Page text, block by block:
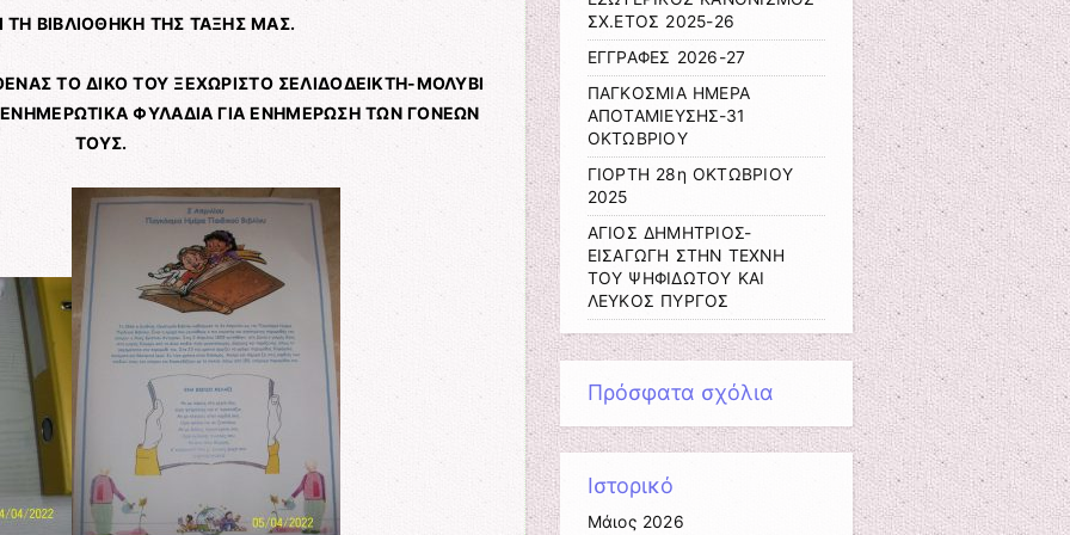
ΤΗ ΒΙΒΛΙΟΘΗΚΗ ΤΗΣ ΤΑΞΗΣ ΜΑΣ.
ΤΟ ΔΙΚΟ ΤΟΥ ΞΕΧΩΡΙΣΤΟ ΣΕΛΙΔΟΔΕΙΚΤΗ-ΜΟΛΥΒΙ
ΦΥΛΑΔΙΑ ΓΙΑ ΕΝΗΜΕΡΩΣΗ ΤΩΝ ΓΟΝΕΩΝ
ΤΟΥΣ.
ΣΧ.ΕΤΟΣ 2025-26
ΕΓΓΡΑΦΕΣ 2026-27
ΠΑΓΚΟΣΜΙΑ ΗΜΕΡΑ
ΑΠΟΤΑΜΙΕΥΣΗΣ-31
ΟΚΤΩΒΡΙΟΥ
ΓΙΟΡΤΗ 28η ΟΚΤΩΒΡΙΟΥ
2025
ΑΓΙΟΣ ΔΗΜΗΤΡΙΟΣ-
ΕΙΣΑΓΩΓΗ ΣΤΗΝ ΤΕΧΝΗ
ΤΟΥ ΨΗΦΙΔΩΤΟΥ ΚΑΙ
ΛΕΥΚΟΣ ΠΥΡΓΟΣ
Πρόσφατα σχόλια
Ιστορικό
Μάιος 2026